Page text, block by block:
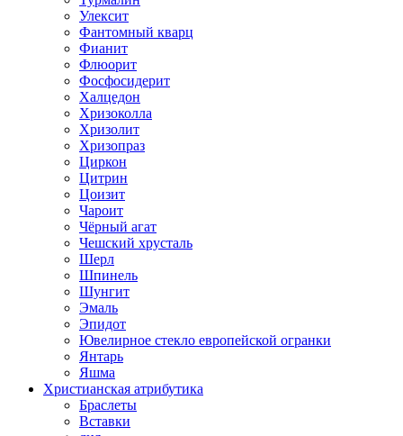
Улексит
Фантомный кварц
Фианит
Флюорит
Фосфосидерит
Халцедон
Хризоколла
Хризолит
Хризопраз
Циркон
Цитрин
Цоизит
Чароит
Чёрный агат
Чешский хрусталь
Шерл
Шпинель
Шунгит
Эмаль
Эпидот
Ювелирное стекло европейской огранки
Янтарь
Яшма
Христианская атрибутика
Браслеты
Вставки